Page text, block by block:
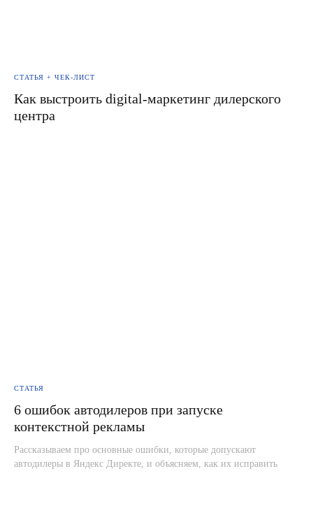
СТАТЬЯ + ЧЕК-ЛИСТ
Как выстроить digital-маркетинг дилерского
центра
СТАТЬЯ
6 ошибок автодилеров при запуске
контекстной рекламы
Рассказываем про основные ошибки, которые допускают
автодилеры в Яндекс Директе, и объясняем, как их исправить